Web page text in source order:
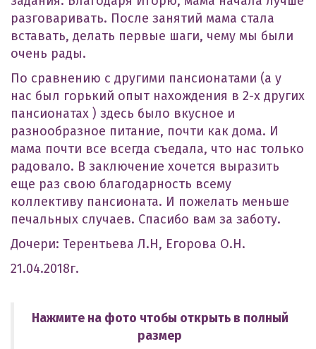
разговаривать. После занятий мама стала
вставать, делать первые шаги, чему мы были
очень рады.
По сравнению с другими пансионатами (а у
нас был горький опыт нахождения в 2-х других
пансионатах ) здесь было вкусное и
разнообразное питание, почти как дома. И
мама почти все всегда съедала, что нас только
радовало. В заключение хочется выразить
еще раз свою благодарность всему
коллективу пансионата. И пожелать меньше
печальных случаев. Спасибо вам за заботу.
Дочери: Терентьева Л.Н, Егорова О.Н.
21.04.2018г.
Нажмите на фото чтобы открыть в полный
размер